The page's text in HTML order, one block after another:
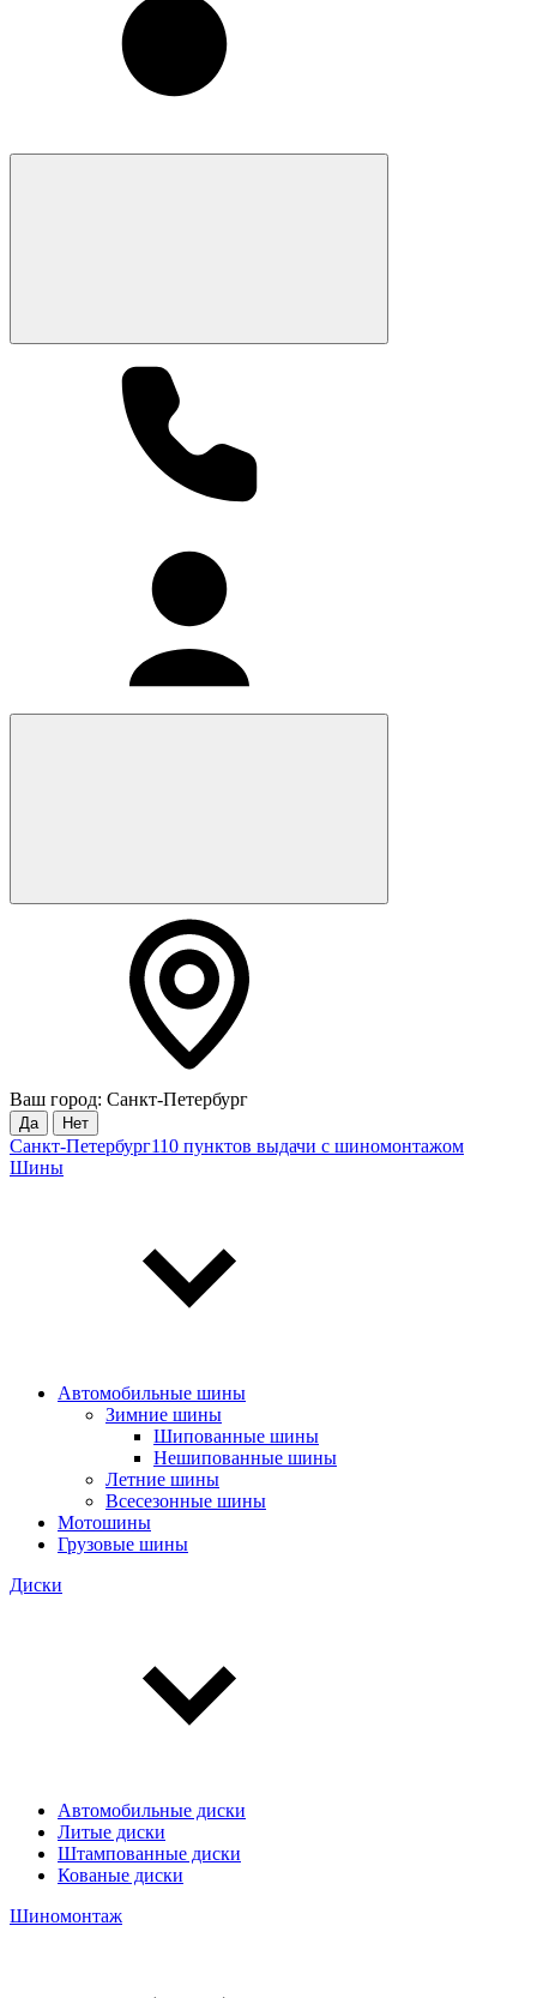
Ваш город: Санкт-Петербург
Да Нет
Санкт-Петербург110 пунктов выдачи с шиномонтажом
Шины
Автомобильные шины
Зимние шины
Шипованные шины
Нешипованные шины
Летние шины
Всесезонные шины
Мотошины
Грузовые шины
Диски
Автомобильные диски
Литые диски
Штампованные диски
Кованые диски
Шиномонтаж